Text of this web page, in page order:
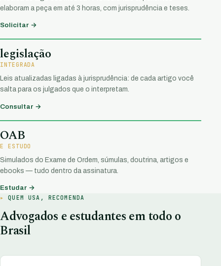
elaboram a peça em até 3 horas, com jurisprudência e teses.
Solicitar →
legislação
INTEGRADA
Leis atualizadas ligadas à jurisprudência: de cada artigo você
salta para os julgados que o interpretam.
Consultar →
OAB
E ESTUDO
Simulados do Exame de Ordem, súmulas, doutrina, artigos e
ebooks — tudo dentro da assinatura.
Estudar →
QUEM USA, RECOMENDA
Advogados e estudantes em todo o
Brasil